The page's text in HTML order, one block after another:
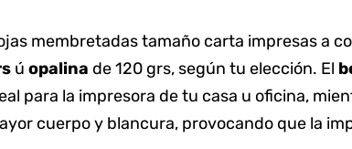
$825.00
$3,272.00
membretadas tamaño carta impresas a
ú opalina de 120 grs, según tu elección. El
para la impresora de tu casa u oficina,
cuerpo y blancura, provocando que la